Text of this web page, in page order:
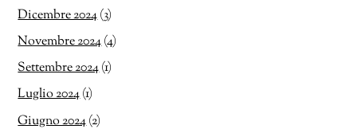
Dicembre 2024(3)
Novembre 2024(4)
Settembre 2024(1)
Luglio 2024(1)
Giugno 2024(2)